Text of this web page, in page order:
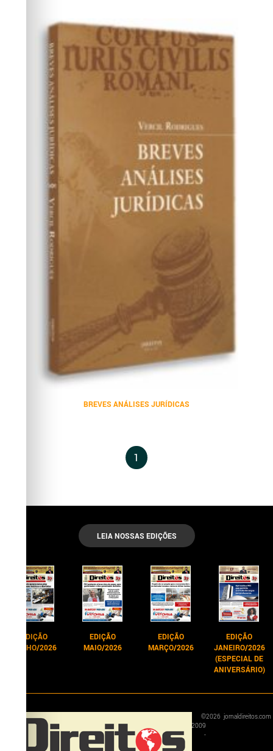
BREVES ANÁLISES JURÍDICAS
1
LEIA NOSSAS EDIÇÕES
EDIÇÃO
JUNHO/2026
EDIÇÃO
MAIO/2026
EDIÇÃO
MARÇO/2026
EDIÇÃO
JANEIRO/2026
(ESPECIAL DE
ANIVERSÁRIO)
©
2009
-
2026 jornaldireitos.com